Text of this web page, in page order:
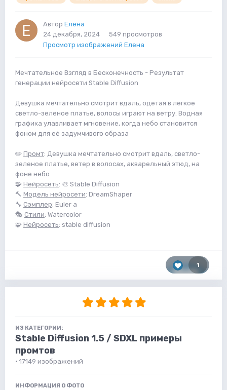
Автор Елена
24 декабря, 2024
549 просмотров
Просмотр изображений Елена
Мечтательное Взгляд в Бесконечность - Результат
генерации нейросети Stable Diffusion
Девушка мечтательно смотрит вдаль, одетая в легкое
светло-зеленое платье, волосы играют на ветру. Водная
графика улавливает мгновение, когда небо становится
фоном для её задумчивого образа
✏️ Промт: Девушка мечтательно смотрит вдаль, светло-
зеленое платье, ветер в волосах, акварельный этюд, на
фоне небо
🧩 Нейросеть: 🎨 Stable Diffusion
🔨 Модель нейросети: DreamShaper
🔧 Сэмплер: Euler a
🎭 Стили: Watercolor
🧩 Нейросеть: stable diffusion
1
ИЗ КАТЕГОРИИ:
Stable Diffusion 1.5 / SDXL примеры
промтов
· 17149 изображений
ИНФОРМАЦИЯ О ФОТО